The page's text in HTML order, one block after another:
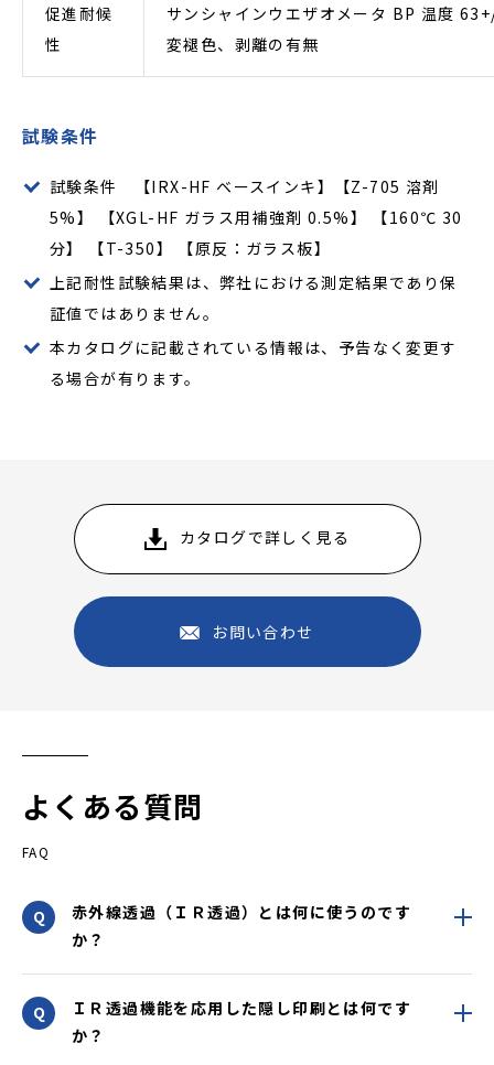
促進耐候
性
サンシャインウエザオメータ BP 温度
変褪色、剥離の有無
試験条件
試験条件 【IRX-HF ベースインキ】【Z-705 溶剤
5%】 【XGL-HF ガラス用補強剤 0.5%】 【160℃ 30
分】 【T-350】 【原反：ガラス板】
上記耐性試験結果は、弊社における測定結果であり保
証値ではありません。
本カタログに記載されている情報は、予告なく変更す
る場合が有ります。
カタログで詳しく見る
お問い合わせ
よくある質問
FAQ
赤外線透過（ＩＲ透過）とは何に使うのです
か？
ＩＲ透過機能を応用した隠し印刷とは何です
か？